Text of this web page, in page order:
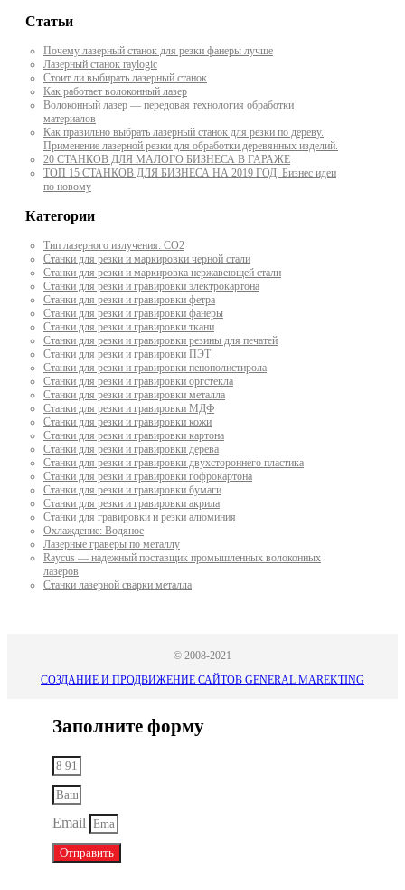
Статьи
Почему лазерный станок для резки фанеры лучше
Лазерный станок raylogic
Стоит ли выбирать лазерный станок
Как работает волоконный лазер
Волоконный лазер — передовая технология обработки
материалов
Как правильно выбрать лазерный станок для резки по дереву.
Применение лазерной резки для обработки деревянных изделий.
20 СТАНКОВ ДЛЯ МАЛОГО БИЗНЕСА В ГАРАЖЕ
ТОП 15 СТАНКОВ ДЛЯ БИЗНЕСА НА 2019 ГОД. Бизнес идеи
по новому
Категории
Тип лазерного излучения: СО2
Станки для резки и маркировки черной стали
Станки для резки и маркировка нержавеющей стали
Станки для резки и гравировки электрокартона
Станки для резки и гравировки фетра
Станки для резки и гравировки фанеры
Станки для резки и гравировки ткани
Станки для резки и гравировки резины для печатей
Станки для резки и гравировки ПЭТ
Станки для резки и гравировки пенополистирола
Станки для резки и гравировки оргстекла
Станки для резки и гравировки металла
Станки для резки и гравировки МДФ
Станки для резки и гравировки кожи
Станки для резки и гравировки картона
Станки для резки и гравировки дерева
Станки для резки и гравировки двухстороннего пластика
Станки для резки и гравировки гофрокартона
Станки для резки и гравировки бумаги
Станки для резки и гравировки акрила
Станки для гравировки и резки алюминия
Охлаждение: Водяное
Лазерные граверы по металлу
Raycus — надежный поставщик промышленных волоконных
лазеров
Cтанки лазерной сварки металла
© 2008-2021
СОЗДАНИЕ И ПРОДВИЖЕНИЕ САЙТОВ GENERAL MAREKTING
Заполните форму
Email
Отправить